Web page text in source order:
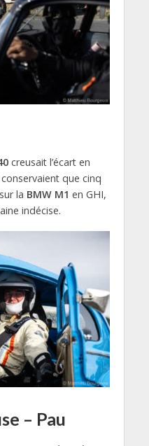
creusait l’écart en
que cinq
la BMW M1 en GHI,
indécise.
– Pau